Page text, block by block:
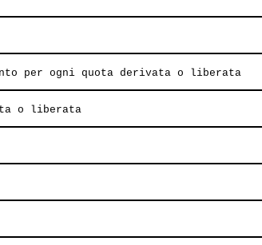
per ogni quota derivata o liberata
o liberata